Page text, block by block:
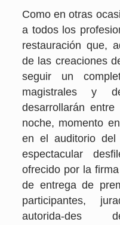
Como en otras
a todos los
restauración que,
de las creaciones
seguir un
magistrales y
desarrollarán
noche, momento
en el auditorio
espectacular
ofrecido por la
de entrega de
participantes,
autorida-